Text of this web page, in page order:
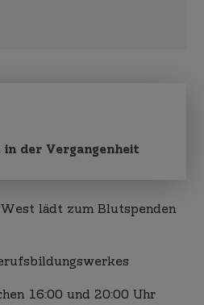
der Vergangenheit
lädt zum Blutspenden
16:00 und 20:00 Uhr